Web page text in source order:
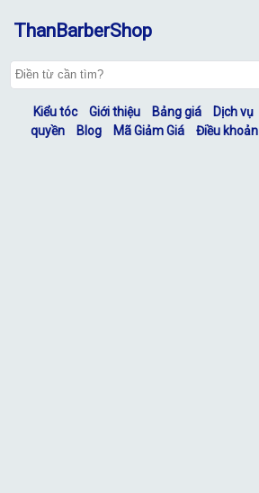
ThanBarberShop
Kiểu tóc Giới thiệu Bảng giá Dịch vụ
quyền
Blog Mã Giảm Giá Điều khoản